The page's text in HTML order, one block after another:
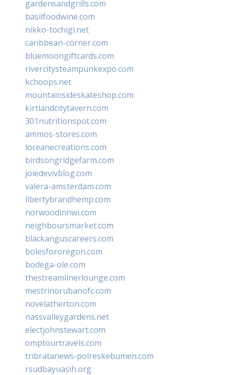
gardensandgrills.com
basilfoodwine.com
nikko-tochigi.net
caribbean-corner.com
bluemoongiftcards.com
rivercitysteampunkexpo.com
kchoops.net
mountainsideskateshop.com
kirtlandcitytavern.com
301nutritionspot.com
ammos-stores.com
loceanecreations.com
birdsongridgefarm.com
joiedevivblog.com
valera-amsterdam.com
libertybrandhemp.com
norwoodinnwi.com
neighboursmarket.com
blackanguscareers.com
bolesfororegon.com
bodega-ole.com
thestreamlinerlounge.com
mestrinorubanofc.com
novelatherton.com
nassvalleygardens.net
electjohnstewart.com
omptourtravels.com
tribratanews-polreskebumen.com
rsudbayuasih.org